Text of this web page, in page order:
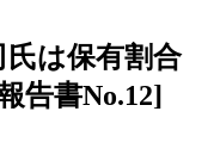
は保有割合
告書No.12]